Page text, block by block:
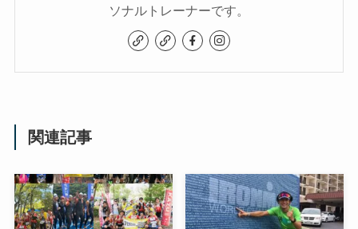
ソナルトレーナーです。
関連記事